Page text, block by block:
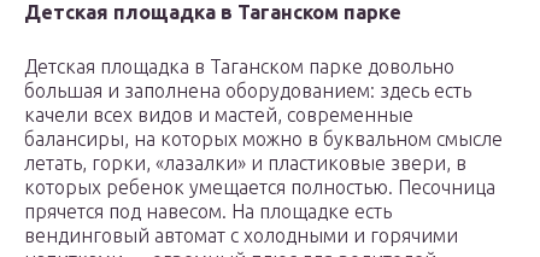
Детская площадка в Таганском парке
Детская площадка в Таганском парке довольно
большая и заполнена оборудованием: здесь есть
качели всех видов и мастей, современные
балансиры, на которых можно в буквальном смысле
летать, горки, «лазалки» и пластиковые звери, в
которых ребенок умещается полностью. Песочница
прячется под навесом. На площадке есть
вендинговый автомат с холодными и горячими